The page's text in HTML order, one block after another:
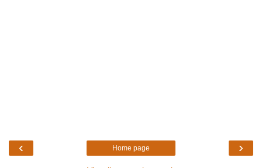
‹ ›
Home page